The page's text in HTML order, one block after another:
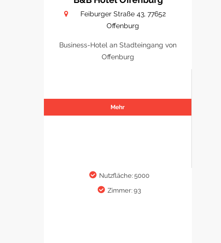
Feiburger Straße 43, 77652
Offenburg
Business-Hotel an Stadteingang von
Offenburg
Mehr
Nutzfläche: 5000
Zimmer: 93